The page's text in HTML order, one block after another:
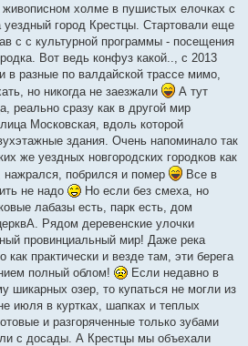
живописном холме в пушистых елочках с
город Крестцы. Стартовали еще
с с культурной программы - посещения
Вот ведь конфуз какой.., с 2013
в разные по валдайской трассе мимо,
но никогда не заезжали
А тут
реально сразу как в другой мир
Московская, вдоль которой
здания. Очень напоминало так
же уездных новгородских городков как
побрился и помер
Все в
не надо
Но если без смеха, но
лабазы есть, парк есть, дом
Рядом деревенские улочки
провинциальный мир! Даже река
как практически и везде там, эти берега
полный облом!
Если недавно в
шикарных озер, то купаться не могли из
июля в куртках, шапках и теплых
и разгоряченные только зубами
с досады. А Крестцы мы объехали